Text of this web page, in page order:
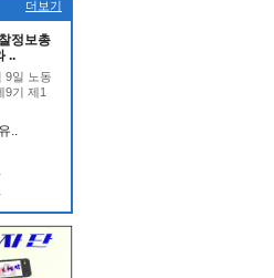
더보기
정보총
..
9일 노동
9기 제1
..